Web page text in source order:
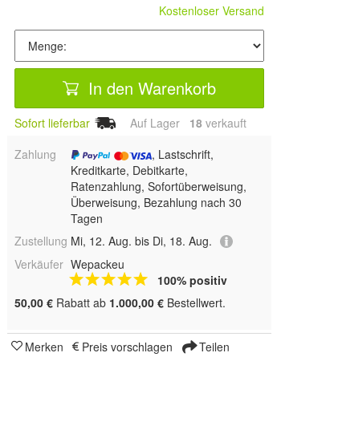
Kostenloser Versand
In den Warenkorb
Sofort lieferbar Auf Lager 18 verkauft
Zahlung
, Lastschrift,
Kreditkarte, Debitkarte,
Ratenzahlung, Sofortüberweisung,
Überweisung, Bezahlung nach 30
Tagen
Zustellung Mi, 12. Aug. bis Di, 18. Aug.
Verkäufer Wepackeu
100% positiv
50,00 € Rabatt ab 1.000,00 € Bestellwert.
Merken Preis vorschlagen Teilen